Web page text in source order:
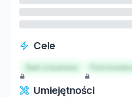
Cele
Start a business
Umiejętności